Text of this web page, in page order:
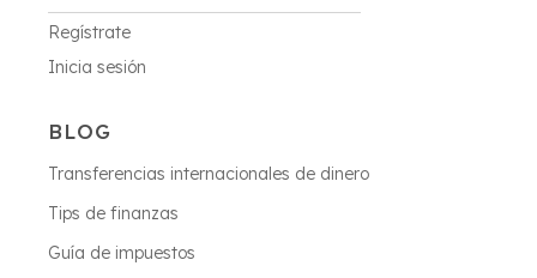
Regístrate
Inicia sesión
BLOG
Transferencias internacionales de dinero
Tips de finanzas
Guía de impuestos